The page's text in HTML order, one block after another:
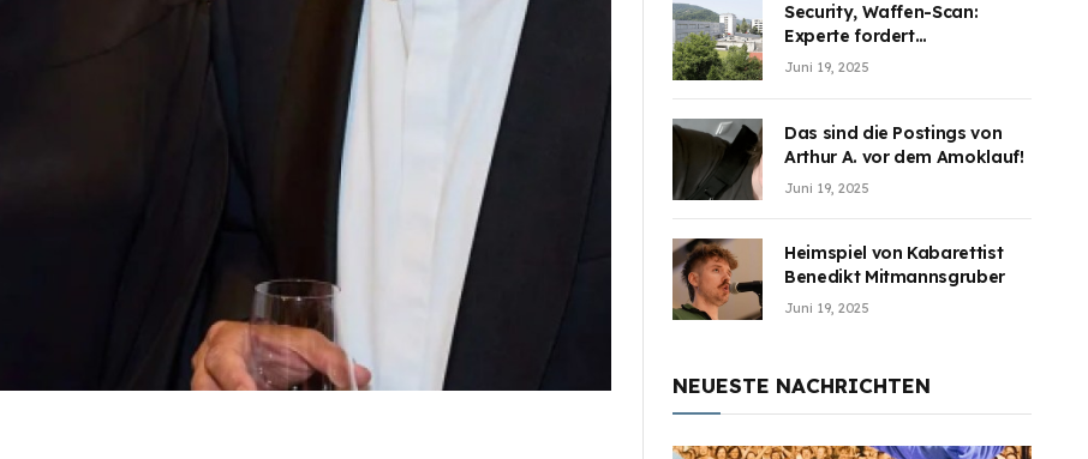
Security, Waffen-Scan:
Experte fordert
Sicherheitsdiskussion an
Juni 19, 2025
Das sind die Postings von
Arthur A. vor dem Amoklauf!
Juni 19, 2025
Heimspiel von Kabarettist
Benedikt Mitmannsgruber
Juni 19, 2025
NEUESTE NACHRICHTEN